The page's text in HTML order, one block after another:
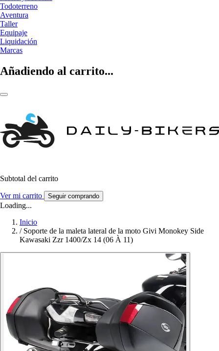
Todoterreno
Aventura
Taller
Equipaje
Liquidación
Marcas
Añadiendo al carrito...
Subtotal del carrito
Ver mi carrito Seguir comprando
Loading...
Inicio
/ Soporte de la maleta lateral de la moto Givi Monokey Side
Kawasaki Zzr 1400/Zx 14 (06 À 11)